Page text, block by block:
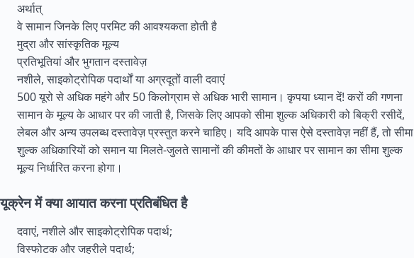
अर्थात्
वे सामान जिनके लिए परमिट की आवश्यकता होती है
मुद्रा और सांस्कृतिक मूल्य
प्रतिभूतियां और भुगतान दस्तावेज़
नशीले, साइकोट्रोपिक पदार्थों या अग्रदूतों वाली दवाएं
500 यूरो से अधिक महंगे और 50 किलोग्राम से अधिक भारी सामान। कृपया ध्यान दें! करों की गणना
सामान के मूल्य के आधार पर की जाती है, जिसके लिए आपको सीमा शुल्क अधिकारी को बिक्री रसीदें,
लेबल और अन्य उपलब्ध दस्तावेज़ प्रस्तुत करने चाहिए। यदि आपके पास ऐसे दस्तावेज़ नहीं हैं, तो सीमा
शुल्क अधिकारियों को समान या मिलते-जुलते सामानों की कीमतों के आधार पर सामान का सीमा शुल्क
मूल्य निर्धारित करना होगा।
यूक्रेन में क्या आयात करना प्रतिबंधित है
दवाएं, नशीले और साइकोट्रोपिक पदार्थ;
विस्फोटक और जहरीले पदार्थ;